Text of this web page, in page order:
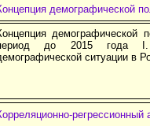
демографической
демографической
до 2015 года I.
ситуации в
регрессионный